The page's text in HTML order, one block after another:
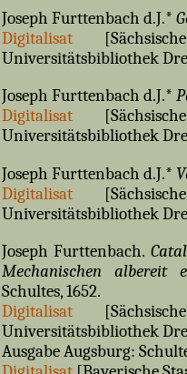
Joseph Furttenbach d.J.*
Digitalisat
Universitätsbibliothek
Joseph Furttenbach d.J.*
Digitalisat
Universitätsbibliothek
Joseph Furttenbach d.J.*
Digitalisat
Universitätsbibliothek
Joseph Furttenbach.
Mechanischen albereit
Schultes, 1652.
Digitalisat
Universitätsbibliothek
Ausgabe Augsburg: